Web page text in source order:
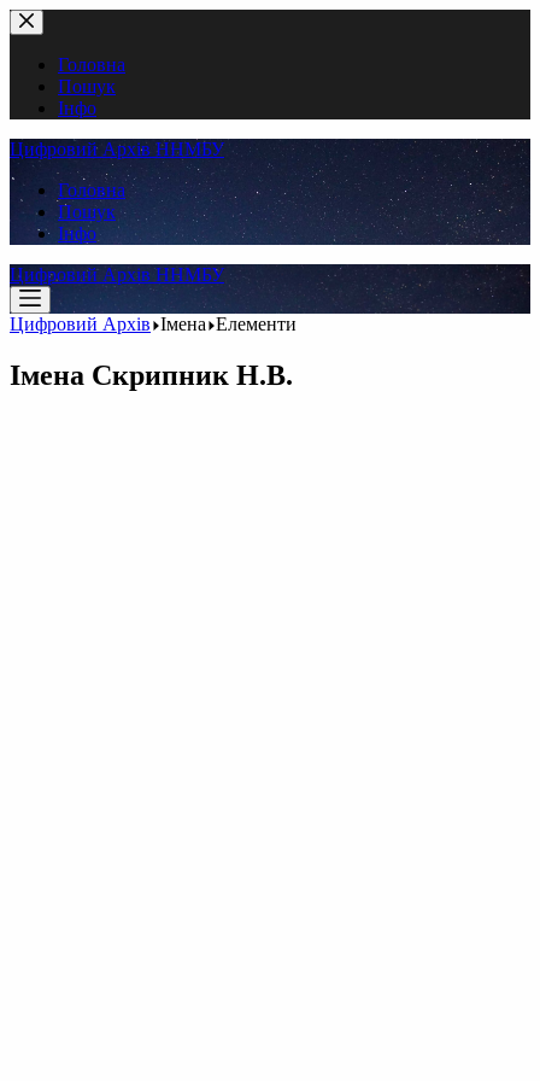
Перейти
до
вмістуГоловна
Пошук
Інфо
Цифровий Архів ННМБУ
Головна
Пошук
Інфо
Цифровий Архів ННМБУ
Цифровий Архів Імена Елементи
Імена Скрипник Н.В.